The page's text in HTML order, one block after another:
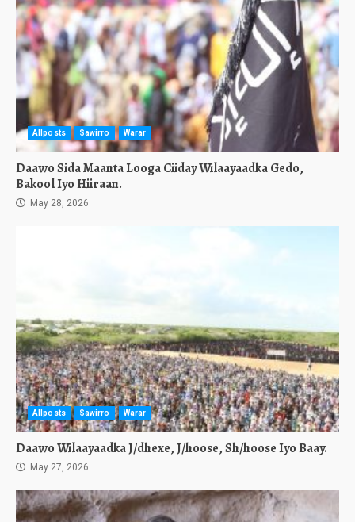
Allposts Sawirro Warar
Daawo Sida Maanta Looga Ciiday Wilaayaadka Gedo,
Bakool Iyo Hiiraan.
May 28, 2026
Allposts Sawirro Warar
Daawo Wilaayaadka J/dhexe, J/hoose, Sh/hoose Iyo Baay.
May 27, 2026